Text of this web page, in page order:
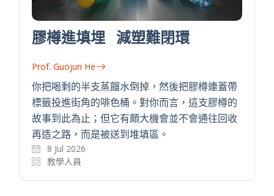
膠樽進填埋 減塑難閉環
Prof. Guojun He
你把喝剩的半支蒸餾水倒掉，然後把膠樽連蓋帶
標籤投進街角的啡色桶。對你而言，這支膠樽的
故事到此為止；但它有頗大機會並不會通往回收
再造之路，而是被送到堆填區。
8 Jul 2026
教學人員